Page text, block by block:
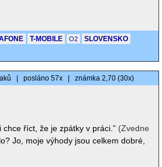
T-MOBILE O2
SLOVENSKO
posláno 57x známka 2,70 (30x)
chce říct, že je zpátky v práci.” (Zvedne
Jo, moje výhody jsou celkem dobré,